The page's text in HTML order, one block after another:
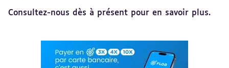
Consultez-nous dès à présent pour en savoir plus.